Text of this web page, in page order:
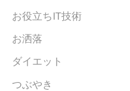
お役立ちIT技術
お洒落
ダイエット
つぶやき